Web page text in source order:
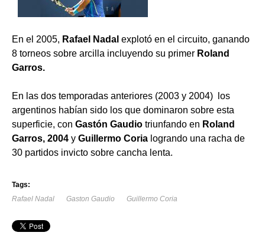
En el 2005, Rafael Nadal explotó en el circuito, ganando
8 torneos sobre arcilla incluyendo su primer Roland
Garros.
En las dos temporadas anteriores (2003 y 2004) los
argentinos habían sido los que dominaron sobre esta
superficie, con Gastón Gaudio triunfando en Roland
Garros, 2004 y Guillermo Coria logrando una racha de
30 partidos invicto sobre cancha lenta.
Tags:
Rafael Nadal
Gaston Gaudio Guillermo Coria